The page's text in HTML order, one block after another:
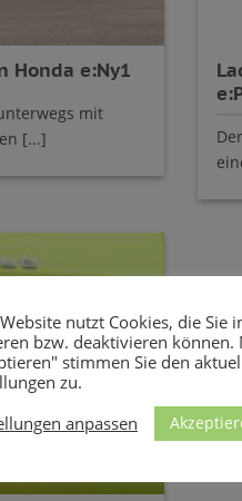
Honda e:Ny1
mit
[...]
nutzt Cookies, die Sie
bzw. deaktivieren können.
stimmen Sie den
zu.
anpassen